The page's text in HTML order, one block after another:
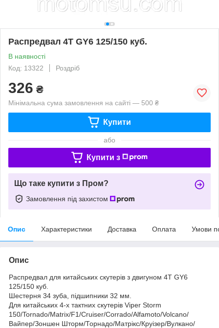
Распредвал 4T GY6 125/150 куб.
В наявності
Код: 13322
Роздріб
326 ₴
Мінімальна сума замовлення на сайті — 500 ₴
Купити
або
Купити з
Що таке купити з Пром?
Замовлення під захистом
Опис Характеристики Доставка Оплата Умови
Опис
Распредвал для китайських скутерів з двигуном 4T GY6
125/150 куб.
Шестерня 34 зуба, підшипники 32 мм.
Для китайських 4-х тактних скутерів Viper Storm
150/Tornado/Matrix/F1/Cruiser/Corrado/Alfamoto/Volcano/
Вайпер/Зоншен Шторм/Торнадо/Матрікс/Круізер/Вулкано/